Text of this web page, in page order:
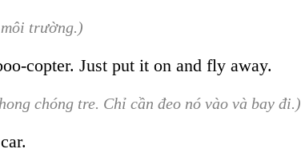
trường.)
copter. Just put it on and fly away.
chóng tre. Chỉ cần đeo nó vào và bay đi.)